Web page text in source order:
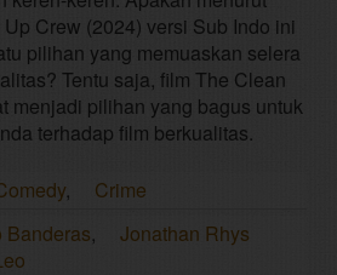
Crew (2024) versi Sub Indo ini
pilihan yang memuaskan selera
Tentu saja, film The Clean
menjadi pilihan yang bagus untuk
terhadap film berkualitas.
,
Crime
Banderas,
Jonathan Rhys